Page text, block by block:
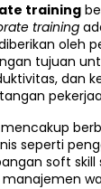
training
training
oleh
tujuan
dan
seperti
soft